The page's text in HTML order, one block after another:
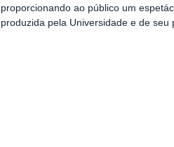
proporcionando ao público um
produzida pela Universidade e de